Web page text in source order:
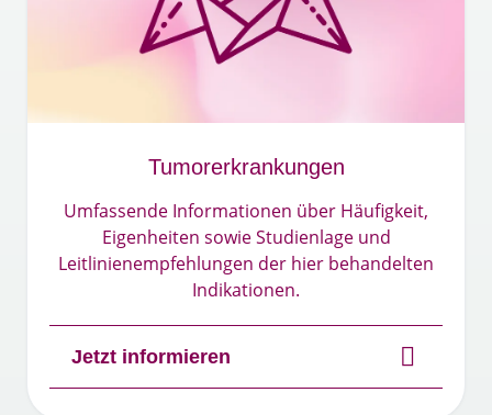
Tumorerkrankungen
Umfassende Informationen über Häufigkeit,
Eigenheiten sowie Studienlage und
Leitlinienempfehlungen der hier behandelten
Indikationen.​
Jetzt informieren